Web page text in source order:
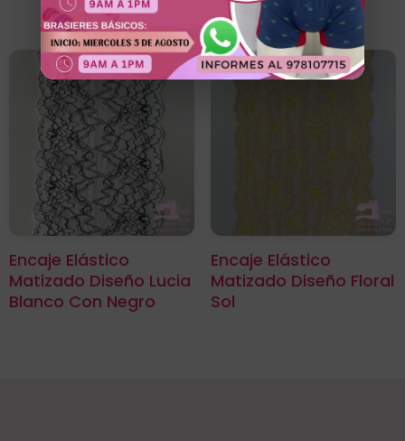
Encaje Elástico
Matizado Diseño Lucia
Blanco Con Negro
Encaje Elástico
Matizado Diseño Floral
Sol